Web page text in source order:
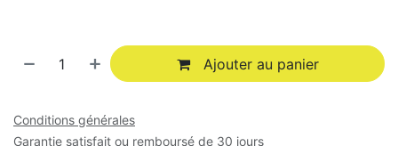
Ajouter au panier
Conditions générales
Garantie satisfait ou remboursé de 30 jours